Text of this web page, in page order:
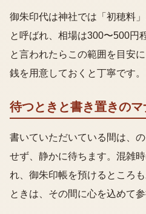
御朱印代は神社では「初穂料
と呼ばれ、相場は300〜500円
と言われたらこの範囲を目安
銭を用意しておくと丁寧です。
待つときと書き置きのマ
書いていただいている間は、
せず、静かに待ちます。混雑
れ、御朱印帳を預けるところ
ときは、その間に心を込めて